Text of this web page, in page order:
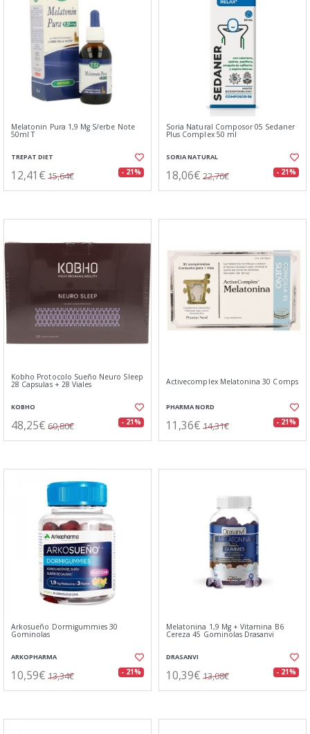
Melatonin Pura 1,9 Mg S/erbe Note
50ml T
TREPAT DIET
12,41€ 15,64€ - 21%
Soria Natural Composor 05 Sedaner
Plus Complex 50 ml
SORIA NATURAL
18,06€ 22,76€ - 21%
Kobho Protocolo Sueño Neuro Sleep
28 Capsulas + 28 Viales
KOBHO
48,25€ 60,80€ - 21%
Activecomplex Melatonina 30 Comps
PHARMA NORD
11,36€ 14,31€ - 21%
Arkosueño Dormigummies 30
Gominolas
ARKOPHARMA
10,59€ 13,34€ - 21%
Melatonina 1,9 Mg + Vitamina B6
Cereza 45 Gominolas Drasanvi
DRASANVI
10,39€ 13,08€ - 21%